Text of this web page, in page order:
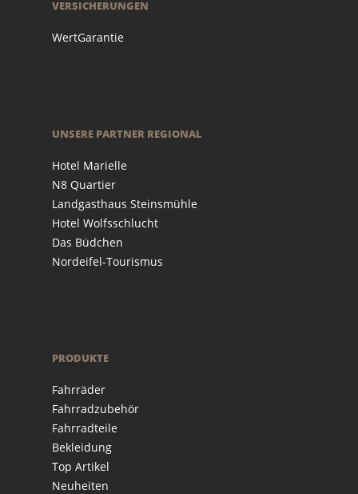
VERSICHERUNGEN
WertGarantie
UNSERE PARTNER REGIONAL
Hotel Marielle
N8 Quartier
Landgasthaus Steinsmühle
Hotel Wolfsschlucht
Das Büdchen
Nordeifel-Tourismus
PRODUKTE
Fahrräder
Fahrradzubehör
Fahrradteile
Bekleidung
Top Artikel
Neuheiten